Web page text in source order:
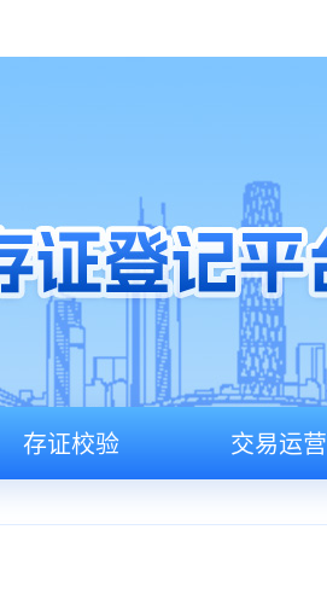
存证校验 交易运营